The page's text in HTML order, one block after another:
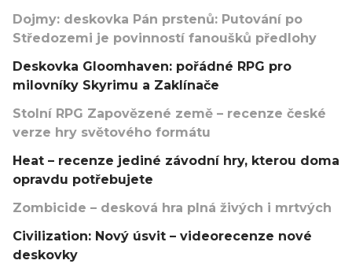
Dojmy: deskovka Pán prstenů: Putování po
Středozemi je povinností fanoušků předlohy
Deskovka Gloomhaven: pořádné RPG pro
milovníky Skyrimu a Zaklínače
Stolní RPG Zapovězené země – recenze české
verze hry světového formátu
Heat – recenze jediné závodní hry, kterou doma
opravdu potřebujete
Zombicide – desková hra plná živých i mrtvých
Civilization: Nový úsvit – videorecenze nové
deskovky